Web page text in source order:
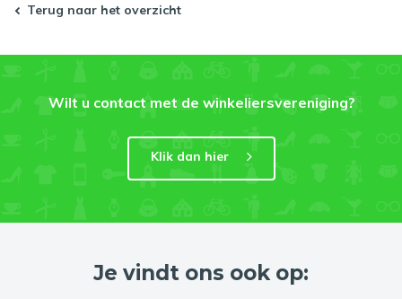
Terug naar het overzicht
Wilt u contact met de winkeliersvereniging?
Klik dan hier
Je vindt ons ook op: